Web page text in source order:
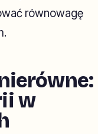
równowagę
w